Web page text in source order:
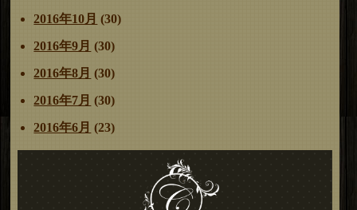
2016年10月 (30)
2016年9月 (30)
2016年8月 (30)
2016年7月 (30)
2016年6月 (23)